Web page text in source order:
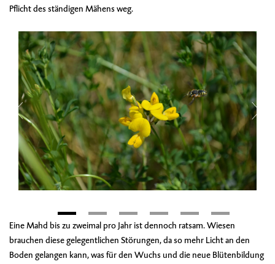
Pflicht des ständigen Mähens weg.
Eine Mahd bis zu zweimal pro Jahr ist dennoch ratsam. Wiesen
brauchen diese gelegentlichen Störungen, da so mehr Licht an den
Boden gelangen kann, was für den Wuchs und die neue Blütenbildung